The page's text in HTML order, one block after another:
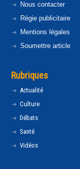
Nous contacter
Régie publicitaire
Mentions légales
Soumettre article
Rubriques
Actualité
Culture
Débats
Santé
Vidéos